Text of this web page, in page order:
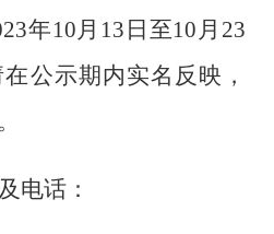
3年10 月 13 日至10 月 23
公示期内实名反映，
电话：